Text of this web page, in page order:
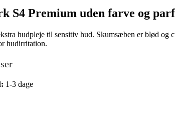
S4 Premium uden farve og
hudpleje til sensitiv hud. Skumsæben er blød og
hudirritation.
1-3 dage